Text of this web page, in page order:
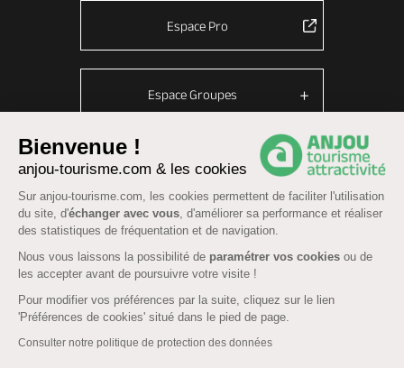
Bienvenue !
anjou-tourisme.com & les cookies
Sur anjou-tourisme.com, les cookies permettent de faciliter l'utilisation
du site, d'échanger avec vous, d'améliorer sa performance et réaliser
des statistiques de fréquentation et de navigation.
Nous vous laissons la possibilité de paramétrer vos cookies ou de
les accepter avant de poursuivre votre visite !
Pour modifier vos préférences par la suite, cliquez sur le lien
'Préférences de cookies' situé dans le pied de page.
Consulter notre politique de protection des données
Espace Pro
Espace Groupes
© Anjou tourisme 2026 -Plan du site-Fonctionnement du site
Mentions légales Données personnelles
CGU Réservation-Accessibilité : partiellement conforme